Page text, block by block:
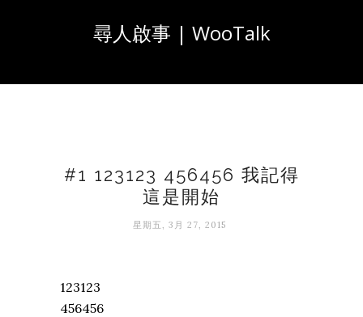
尋人啟事 | WooTalk
#1 123123 456456 我記得
這是開始
星期五, 3月 27, 2015
123123
456456